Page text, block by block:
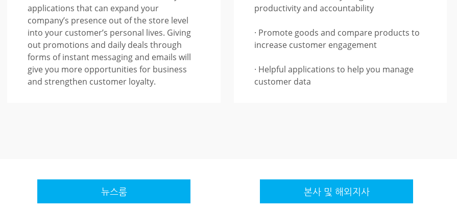
applications that can expand your
company’s presence out of the store level
into your customer’s personal lives. Giving
out promotions and daily deals through
forms of instant messaging and emails will
give you more opportunities for business
and strengthen customer loyalty.
productivity and accountability
· Promote goods and compare products to
increase customer engagement
· Helpful applications to help you manage
customer data
뉴스룸 본사 및 해외지사